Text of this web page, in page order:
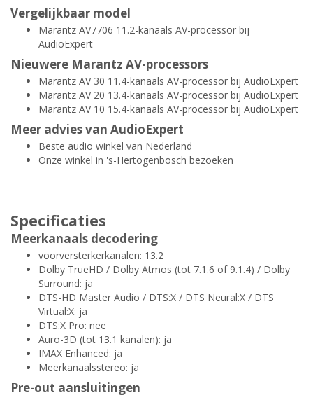
Vergelijkbaar model
Marantz AV7706 11.2-kanaals AV-processor bij
AudioExpert
Nieuwere Marantz AV-processors
Marantz AV 30 11.4-kanaals AV-processor bij AudioExpert
Marantz AV 20 13.4-kanaals AV-processor bij AudioExpert
Marantz AV 10 15.4-kanaals AV-processor bij AudioExpert
Meer advies van AudioExpert
Beste audio winkel van Nederland
Onze winkel in 's-Hertogenbosch bezoeken
Specificaties
Meerkanaals decodering
voorversterkerkanalen: 13.2
Dolby TrueHD / Dolby Atmos (tot 7.1.6 of 9.1.4) / Dolby
Surround: ja
DTS-HD Master Audio / DTS:X / DTS Neural:X / DTS
Virtual:X: ja
DTS:X Pro: nee
Auro-3D (tot 13.1 kanalen): ja
IMAX Enhanced: ja
Meerkanaalsstereo: ja
Pre-out aansluitingen